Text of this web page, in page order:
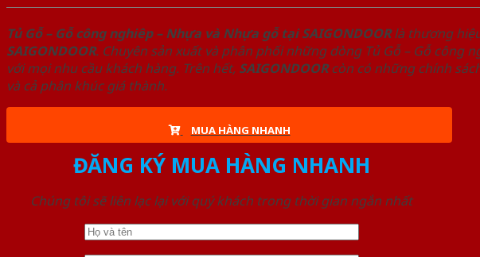
Tủ Gỗ – Gỗ công nghiêp – Nhựa và Nhựa gỗ tại SAIGONDOORlà thương
SAIGONDOOR. Chuyên sản xuất và phân phối những dòng Tủ Gỗ – Gỗ công
với mọi nhu cầu khách hàng. Trên hết, SAIGONDOORcòn có những chính
và cả phân khúc giá thành.
MUA HÀNG NHANH
ĐĂNG KÝ MUA HÀNG NHANH
Chúng tôi sẽ liên lạc lại với quý khách trong thời gian ngắn nhất